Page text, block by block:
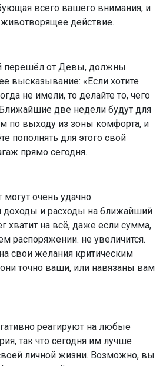
всего вашего внимания, и
действие.
перешёл от Девы, должны
высказывание: «Если хотите
не имели, то делайте то, чего
две недели будут для
по выходу из зоны комфорта, и
пополнять для этого свой
прямо сегодня.
очень удачно
доходы и расходы на ближайший
хватит на всё, даже если сумма,
распоряжении. не увеличится.
свои желания критическим
точно ваши, или навязаны вам
реагируют на любые
так что сегодня им лучше
личной жизни. Возможно, вы